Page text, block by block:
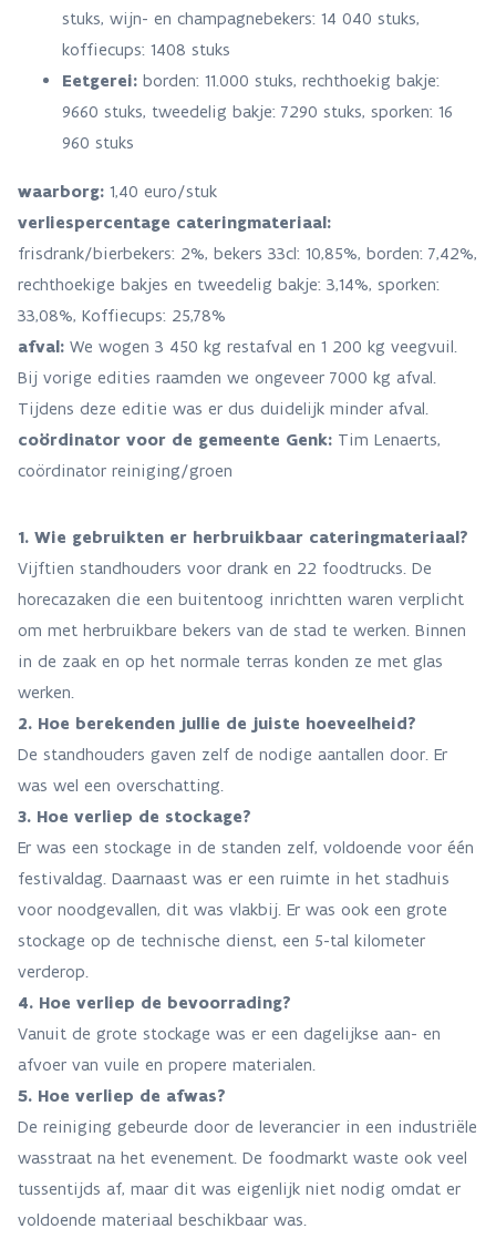
stuks, wijn- en champagnebekers: 14 040 stuks,
koffiecups: 1408 stuks
Eetgerei: borden: 11.000 stuks, rechthoekig bakje:
9660 stuks, tweedelig bakje: 7290 stuks, sporken: 16
960 stuks
waarborg: 1,40 euro/stuk
verliespercentage cateringmateriaal:
frisdrank/bierbekers: 2%, bekers 33cl: 10,85%, borden: 7,42%,
rechthoekige bakjes en tweedelig bakje: 3,14%, sporken:
33,08%, Koffiecups: 25,78%
afval: We wogen 3 450 kg restafval en 1 200 kg veegvuil.
Bij vorige edities raamden we ongeveer 7000 kg afval.
Tijdens deze editie was er dus duidelijk minder afval.
coördinator voor de gemeente Genk: Tim Lenaerts,
coördinator reiniging/groen
1. Wie gebruikten er herbruikbaar cateringmateriaal?
Vijftien standhouders voor drank en 22 foodtrucks. De
horecazaken die een buitentoog inrichtten waren verplicht
om met herbruikbare bekers van de stad te werken. Binnen
in de zaak en op het normale terras konden ze met glas
werken.
2. Hoe berekenden jullie de juiste hoeveelheid?
De standhouders gaven zelf de nodige aantallen door. Er
was wel een overschatting.
3. Hoe verliep de stockage?
Er was een stockage in de standen zelf, voldoende voor één
festivaldag. Daarnaast was er een ruimte in het stadhuis
voor noodgevallen, dit was vlakbij. Er was ook een grote
stockage op de technische dienst, een 5-tal kilometer
verderop.
4. Hoe verliep de bevoorrading?
Vanuit de grote stockage was er een dagelijkse aan- en
afvoer van vuile en propere materialen.
5. Hoe verliep de afwas?
De reiniging gebeurde door de leverancier in een industriële
wasstraat na het evenement. De foodmarkt waste ook veel
tussentijds af, maar dit was eigenlijk niet nodig omdat er
voldoende materiaal beschikbaar was.